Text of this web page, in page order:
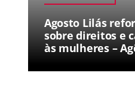
Agosto Lilás
sobre direitos e
às mulheres –